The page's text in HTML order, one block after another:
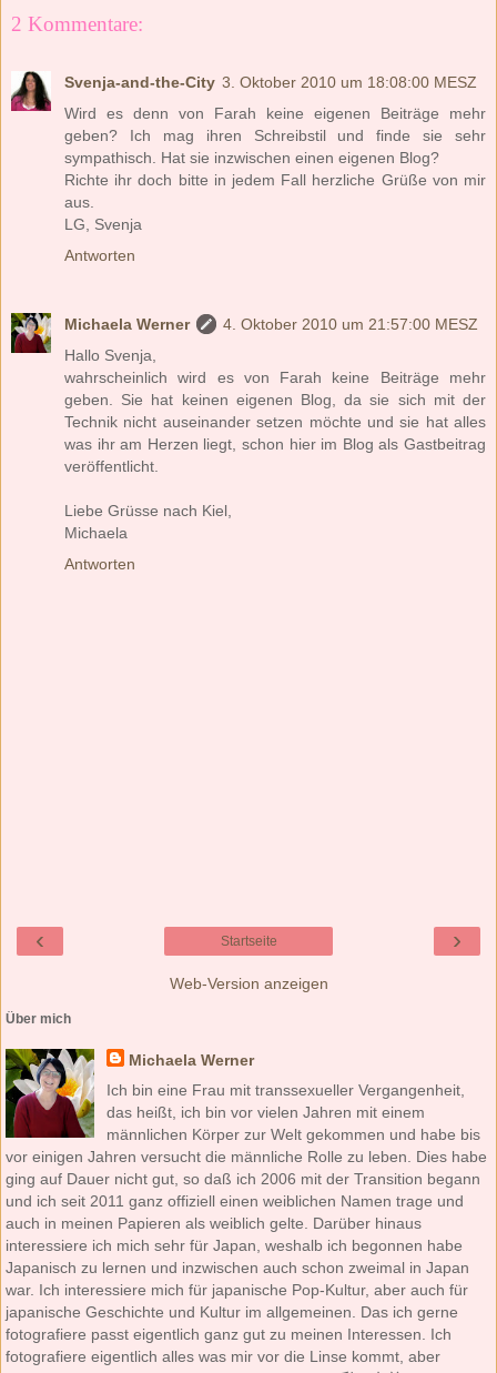
2 Kommentare:
Svenja-and-the-City 3. Oktober 2010 um 18:08:00 MESZ
Wird es denn von Farah keine eigenen Beiträge mehr
geben? Ich mag ihren Schreibstil und finde sie sehr
sympathisch. Hat sie inzwischen einen eigenen Blog?
Richte ihr doch bitte in jedem Fall herzliche Grüße von mir
aus.
LG, Svenja
Antworten
Michaela Werner
4. Oktober 2010 um 21:57:00 MESZ
Hallo Svenja,
wahrscheinlich wird es von Farah keine Beiträge mehr
geben. Sie hat keinen eigenen Blog, da sie sich mit der
Technik nicht auseinander setzen möchte und sie hat alles
was ihr am Herzen liegt, schon hier im Blog als Gastbeitrag
veröffentlicht.
Liebe Grüsse nach Kiel,
Michaela
Antworten
‹ ›
Startseite
Web-Version anzeigen
Über mich
Michaela Werner
Ich bin eine Frau mit transsexueller Vergangenheit,
das heißt, ich bin vor vielen Jahren mit einem
männlichen Körper zur Welt gekommen und habe bis
vor einigen Jahren versucht die männliche Rolle zu leben. Dies habe
ging auf Dauer nicht gut, so daß ich 2006 mit der Transition begann
und ich seit 2011 ganz offiziell einen weiblichen Namen trage und
auch in meinen Papieren als weiblich gelte. Darüber hinaus
interessiere ich mich sehr für Japan, weshalb ich begonnen habe
Japanisch zu lernen und inzwischen auch schon zweimal in Japan
war. Ich interessiere mich für japanische Pop-Kultur, aber auch für
japanische Geschichte und Kultur im allgemeinen. Das ich gerne
fotografiere passt eigentlich ganz gut zu meinen Interessen. Ich
fotografiere eigentlich alles was mir vor die Linse kommt, aber